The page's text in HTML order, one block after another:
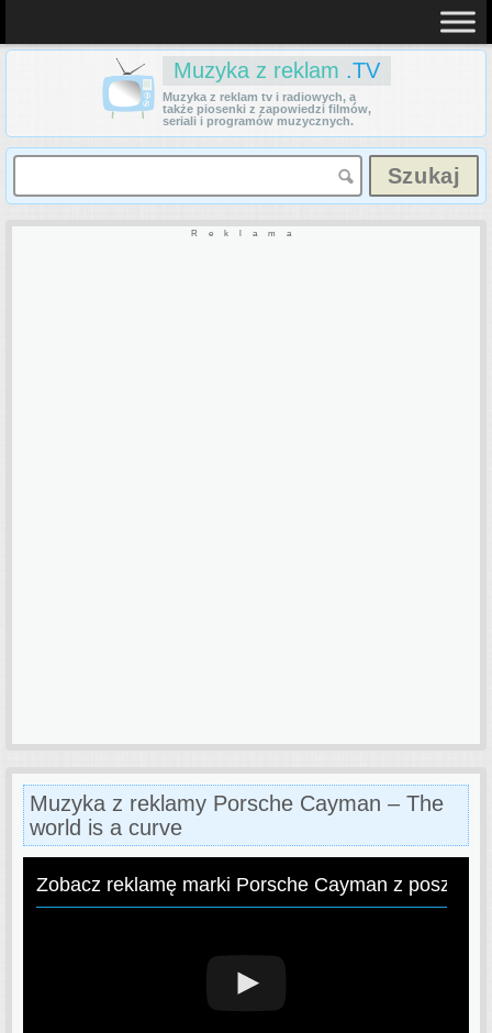
Muzyka z reklam .TV
Muzyka z reklam tv i radiowych, a
także piosenki z zapowiedzi filmów,
seriali i programów muzycznych.
Reklama
Muzyka z reklamy Porsche Cayman – The
world is a curve
Zobacz reklamę marki Porsche Cayman z